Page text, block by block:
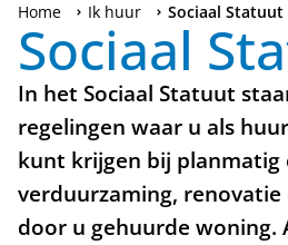
Home Ik huur Sociaal Statuut
Sociaal
In het Sociaal Statuut
regelingen waar u als
kunt krijgen bij
verduurzaming, renovatie
door u gehuurde woning.